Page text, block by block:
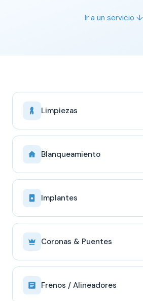
Ir a un servicio ↓
Limpiezas
Blanqueamiento
Implantes
Coronas & Puentes
Frenos / Alineadores